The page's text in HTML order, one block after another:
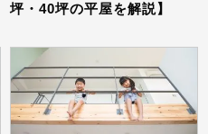
坪・40坪の平屋を解説】